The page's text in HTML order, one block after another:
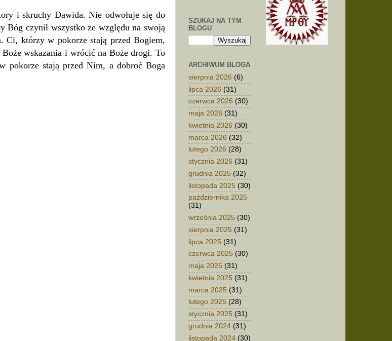
i skruchy Dawida. Nie odwołuje się do
Bóg czynił wszystko ze względu na swoją
Ci, którzy w pokorze stają przed Bogiem,
wskazania i wrócić na Boże drogi. To
pokorze stają przed Nim, a dobroć Boga
SZUKAJ NA TYM
BLOGU
ARCHIWUM BLOGA
sierpnia 2026 (6)
lipca 2026 (31)
czerwca 2026 (30)
maja 2026 (31)
kwietnia 2026 (30)
marca 2026 (32)
lutego 2026 (28)
stycznia 2026 (31)
grudnia 2025 (32)
listopada 2025 (30)
października 2025
(31)
września 2025 (30)
sierpnia 2025 (31)
lipca 2025 (31)
czerwca 2025 (30)
maja 2025 (31)
kwietnia 2025 (31)
marca 2025 (31)
lutego 2025 (28)
stycznia 2025 (31)
grudnia 2024 (31)
listopada 2024 (30)